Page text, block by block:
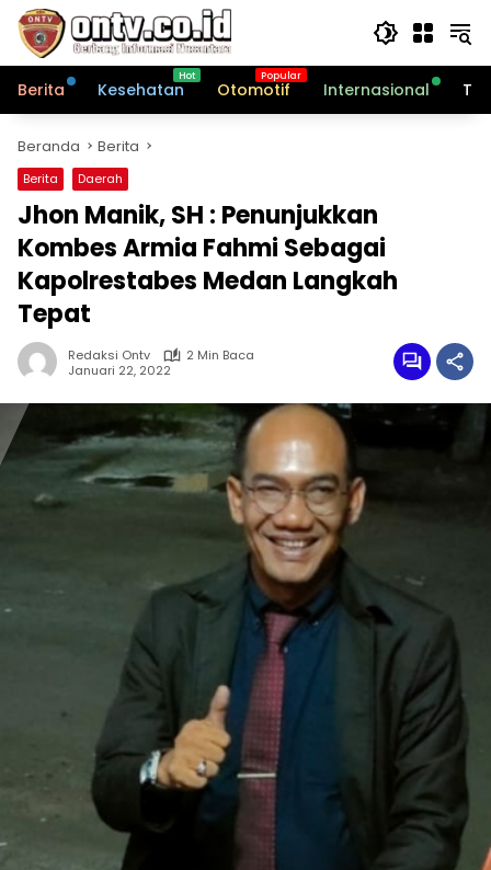
Langsung
konten
Berita
Kesehatan Otomotif Internasional
Beranda Berita
Berita Daerah
Jhon Manik, SH : Penunjukkan
Kombes Armia Fahmi Sebagai
Kapolrestabes Medan Langkah
Tepat
Redaksi Ontv
2 Min Baca
Januari 22, 2022